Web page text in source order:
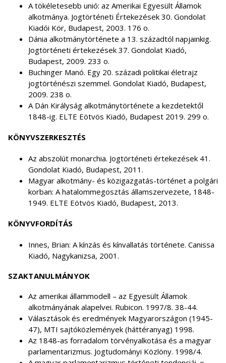
A tökéletesebb unió: az Amerikai Egyesült Államok
alkotmánya. Jogtörténeti Értekezések 30. Gondolat
Kiadói Kör, Budapest, 2003. 176 o.
Dánia alkotmánytörténete a 13. századtól napjainkig.
Jogtörténeti értekezések 37. Gondolat Kiadó,
Budapest, 2009. 233 o.
Buchinger Manó. Egy 20. századi politikai életrajz
jogtörténészi szemmel. Gondolat Kiadó, Budapest,
2009. 238 o.
A Dán Királyság alkotmánytörténete a kezdetektől
1848-ig. ELTE Eötvös Kiadó, Budapest 2019. 299 o.
KÖNYVSZERKESZTÉS
Az abszolút monarchia. Jogtörténeti értekezések 41.
Gondolat Kiadó, Budapest, 2011.
Magyar alkotmány- és közigazgatás-történet a polgári
korban: A hatalommegosztás államszervezete, 1848-
1949. ELTE Eötvös Kiadó, Budapest, 2013.
KÖNYVFORDÍTÁS
Innes, Brian: A kínzás és kínvallatás története. Canissa
Kiadó, Nagykanizsa, 2001.
SZAKTANULMÁNYOK
Az amerikai állammodell – az Egyesült Államok
alkotmányának alapelvei. Rubicon. 1997/8. 38-44.
Választások és eredmények Magyarországon (1945-
47), MTI sajtóközlemények (háttéranyag) 1998.
Az 1848-as forradalom törvényalkotása és a magyar
parlamentarizmus. Jogtudományi Közlöny. 1998/4.